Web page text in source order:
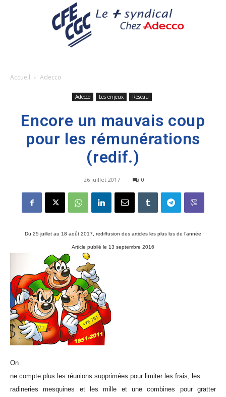
Accueil Adecco
Adecco Les enjeux Réseau
Encore un mauvais coup
pour les rémunérations
(redif.)
26 juillet 2017 0
Du 25 juillet au 18 août 2017, rediffusion des articles les plus lus de l’année
Article publié le 13 septembre 2016
On
ne compte plus les réunions supprimées pour limiter les frais, les
radineries mesquines et les mille et une combines pour gratter